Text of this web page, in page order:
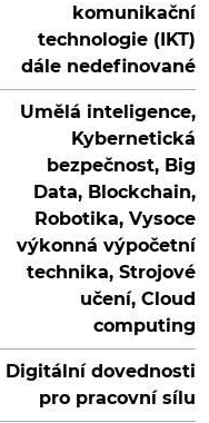
komunikační
technologie (IKT)
dále nedefinované
Umělá inteligence,
Kybernetická
bezpečnost, Big
Data, Blockchain,
Robotika, Vysoce
výkonná výpočetní
technika, Strojové
učení, Cloud
computing
Digitální dovednosti
pro pracovní sílu